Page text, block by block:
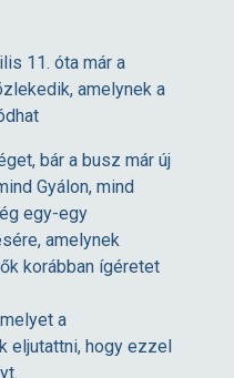
11. óta már a
amelynek a
bár a busz már új
Gyálon, mind
egy-egy
amelynek
korábban ígéretet
a
eljutattni, hogy ezzel